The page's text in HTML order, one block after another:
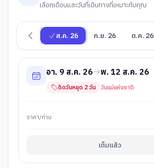
เลือกเดือนและวันที่เดินทางที่เหมาะกับคุณ
ส.ค. 26 ก.ย. 26 ต.ค. 26
อา. 9 ส.ค. 26 พ. 12 ส.ค. 26
ติดวันหยุด 2 วัน วันแม่แห่งชาติ
ราคา/ท่าน
เต็มแล้ว